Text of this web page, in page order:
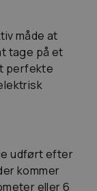
måde at
tage på et
perfekte
udført efter
kommer
eller 6